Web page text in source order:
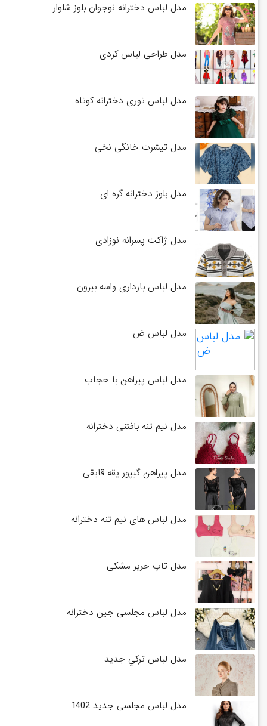
مدل لباس دخترانه نوجوان بلوز شلوار
مدل طراحی لباس کردی
مدل لباس توری دخترانه کوتاه
مدل تیشرت خانگی نخی
مدل بلوز دخترانه گره ای
مدل ژاکت پسرانه نوزادی
مدل لباس بارداری واسه بیرون
مدل لباس ض
مدل لباس پیراهن با حجاب
مدل نیم تنه بافتنی دخترانه
مدل پیراهن گیپور یقه قایقی
مدل لباس های نیم تنه دخترانه
مدل تاپ حریر مشکی
مدل لباس مجلسی جین دخترانه
مدل لباس تركي جديد
مدل لباس مجلسی جدید 1402